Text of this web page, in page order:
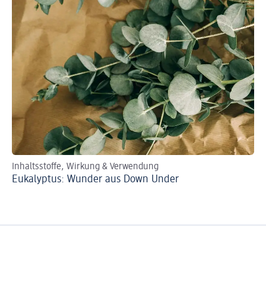
Inhaltsstoffe, Wirkung & Verwendung
Eukalyptus: Wunder aus Down Under